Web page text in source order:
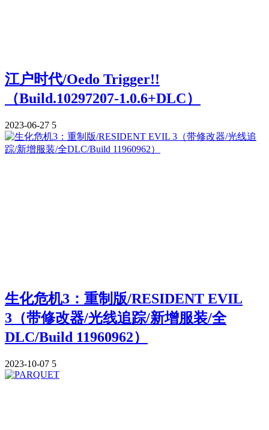
江户时代/Oedo Trigger!!
（Build.10297207-1.0.6+DLC）
2023-06-27 5
生化危机3：重制版/RESIDENT EVIL
3（带修改器/光线追踪/新增服装/全
DLC/Build 11960962）
2023-10-07 5